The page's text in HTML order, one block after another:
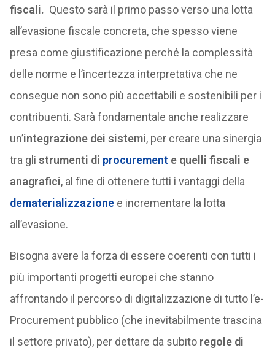
fiscali. Questo sarà il primo passo verso una lotta
all’evasione fiscale concreta, che spesso viene
presa come giustificazione perché la complessità
delle norme e l’incertezza interpretativa che ne
consegue non sono più accettabili e sostenibili per i
contribuenti. Sarà fondamentale anche realizzare
un’integrazione dei sistemi , per creare una sinergia
tra gli strumenti di procurement e quelli fiscali e
anagrafici , al fine di ottenere tutti i vantaggi della
dematerializzazionee incrementare la lotta
all’evasione.
Bisogna avere la forza di essere coerenti con tutti i
più importanti progetti europei che stanno
affrontando il percorso di digitalizzazione di tutto l’e-
Procurement pubblico (che inevitabilmente trascina
il settore privato), per dettare da subito regole di